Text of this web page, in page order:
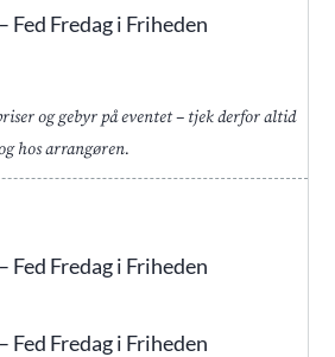
Fed Fredag i Friheden
og gebyr på eventet – tjek derfor altid
hos arrangøren.
Fed Fredag i Friheden
Fed Fredag i Friheden